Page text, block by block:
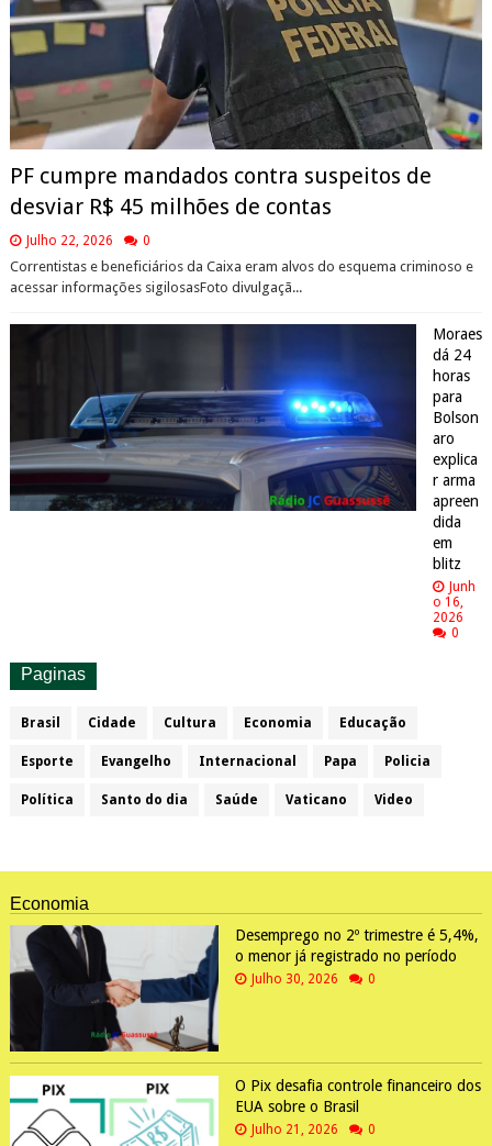
PF cumpre mandados contra suspeitos de
desviar R$ 45 milhões de contas
Julho 22, 2026 0
Correntistas e beneficiários da Caixa eram alvos do esquema criminoso e
acessar informações sigilosasFoto divulgaçã...
Moraes
dá 24
horas
para
Bolson
aro
explica
r arma
apreen
dida
em
blitz
Junh
o 16,
2026
0
Paginas
Brasil Cidade Cultura Economia Educação
Esporte Evangelho Internacional Papa Policia
Política Santo do dia Saúde Vaticano Video
Economia
Desemprego no 2º trimestre é 5,4%,
o menor já registrado no período
Julho 30, 2026 0
O Pix desafia controle financeiro dos
EUA sobre o Brasil
Julho 21, 2026 0